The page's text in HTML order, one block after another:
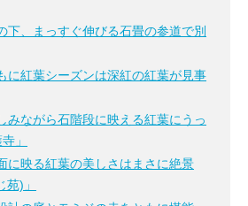
下、まっすぐ伸びる石畳の参道で別
に紅葉シーズンは深紅の紅葉が見事
みながら石階段に映える紅葉にうっ
」
に映る紅葉の美しさはまさに絶景
苑)」